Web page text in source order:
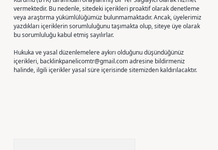
vermektedir. Bu nedenle, sitedeki içerikleri proaktif olarak denetleme
veya araştırma yükümlülüğümüz bulunmamaktadır. Ancak, üyelerimiz
yazdıkları içeriklerin sorumluluğunu taşımakta olup, siteye üye olarak
bu sorumluluğu kabul etmiş sayılırlar.
Hukuka ve yasal düzenlemelere aykırı olduğunu düşündüğünüz
içerikleri, backlinkpanelicomtr@gmail.comadresine bildirmeniz
halinde, ilgili içerikler yasal süre içerisinde sitemizden kaldırılacaktır.